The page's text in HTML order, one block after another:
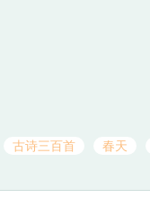
古诗三百首 春天